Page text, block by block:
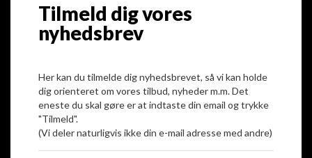
Tilmeld dig vores
nyhedsbrev
Her kan du tilmelde dig nyhedsbrevet, så vi kan holde
dig orienteret om vores tilbud, nyheder m.m. Det
eneste du skal gøre er at indtaste din email og trykke
"Tilmeld".
(Vi deler naturligvis ikke din e-mail adresse med andre)